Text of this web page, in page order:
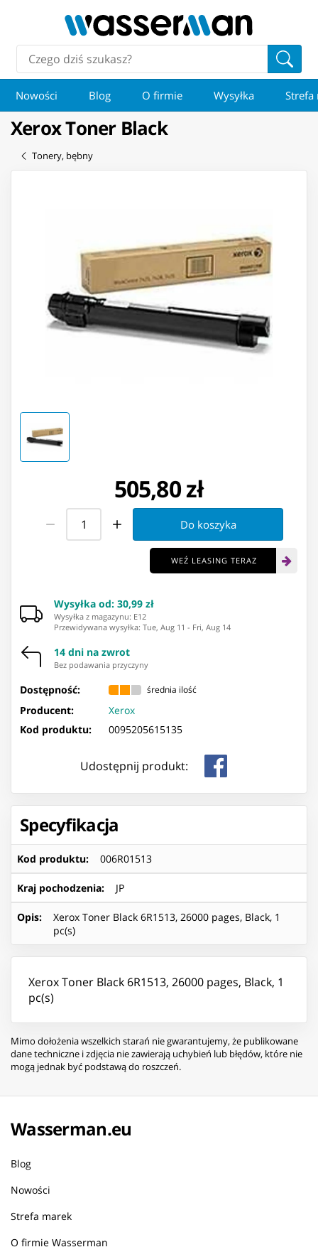
Nowości Blog O firmie Wysyłka Strefa
Xerox Toner Black
Tonery, bębny
505,80 zł
Do koszyka
WEŹ LEASING TERAZ
Wysyłka od: 30,99 zł
Wysyłka z magazynu: ⁨E12⁩
Przewidywana wysyłka: Tue, Aug 11 - Fri, Aug 14
14 dni na zwrot
Bez podawania przyczyny
Dostępność: średnia ilość
Producent:
Xerox
Kod produktu:
0095205615135
Udostępnij produkt:
Specyfikacja
Kod produktu: 006R01513
Kraj pochodzenia: JP
Opis:
Xerox Toner Black 6R1513, 26000 pages, Black, 1
pc(s)
Xerox Toner Black 6R1513, 26000 pages, Black, 1
pc(s)
Mimo dołożenia wszelkich starań nie gwarantujemy, że publikowane
dane techniczne i zdjęcia nie zawierają uchybień lub błędów, które nie
mogą jednak być podstawą do roszczeń.
Wasserman.eu
Blog
Nowości
Strefa marek
O firmie Wasserman